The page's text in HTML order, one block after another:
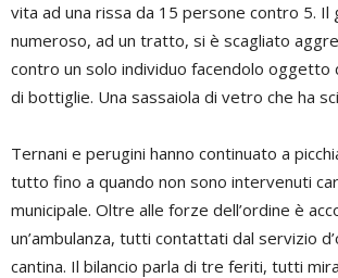
vita ad una rissa da 15 persone contro 5. Il
numeroso, ad un tratto, si è scagliato
contro un solo individuo facendolo oggetto
di bottiglie. Una sassaiola di vetro che ha
Ternani e perugini hanno continuato a
tutto fino a quando non sono intervenuti
municipale. Oltre alle forze dell’ordine è
un’ambulanza, tutti contattati dal servizio
cantina. Il bilancio parla di tre feriti, tutti